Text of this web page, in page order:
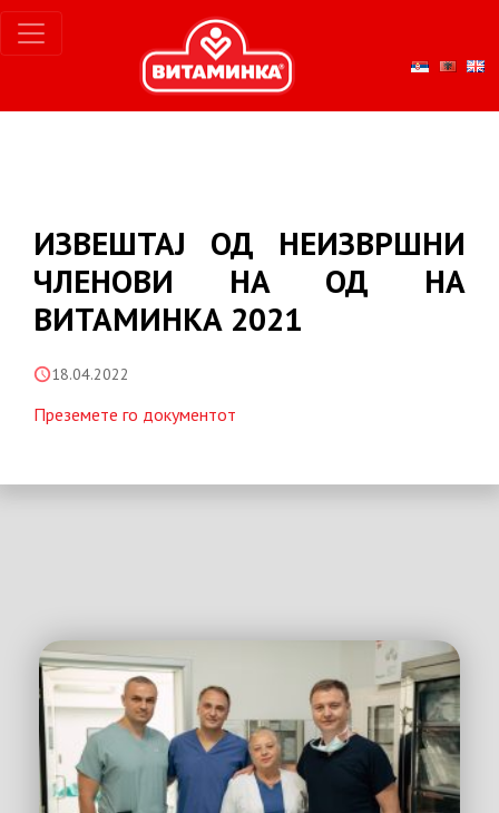
ИЗВЕШТАЈ ОД НЕИЗВРШНИ
ЧЛЕНОВИ НА ОД НА
ВИТАМИНКА 2021
18.04.2022
Преземете го документот